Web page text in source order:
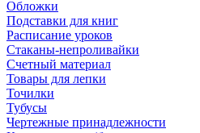
Обложки
Подставки для книг
Расписание уроков
Стаканы-непроливайки
Счетный материал
Товары для лепки
Точилки
Тубусы
Чертежные принадлежности